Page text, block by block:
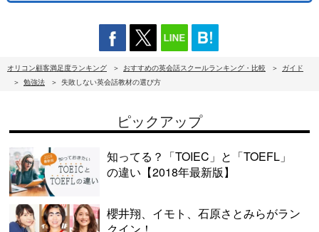
オリコン顧客満足度ランキング おすすめの英会話スクールランキング・比較
ガイド
勉強法
失敗しない英会話教材の選び方
ピックアップ
知ってる？「TOIEC」と「TOEFL」
の違い【2018年最新版】
櫻井翔、イモト、石原さとみらがラン
クイン！